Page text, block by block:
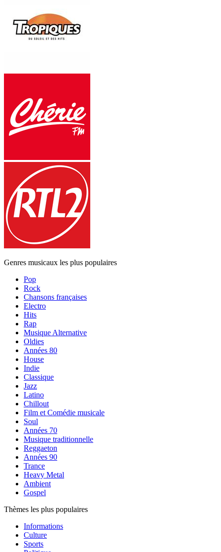
Genres musicaux les plus populaires
Pop
Rock
Chansons françaises
Electro
Hits
Rap
Musique Alternative
Oldies
Années 80
House
Indie
Classique
Jazz
Latino
Chillout
Film et Comédie musicale
Soul
Années 70
Musique traditionnelle
Reggaeton
Années 90
Trance
Heavy Metal
Ambient
Gospel
Thèmes les plus populaires
Informations
Culture
Sports